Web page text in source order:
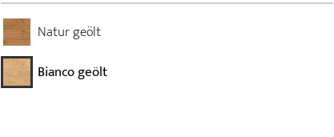
Natur geölt
Bianco geölt